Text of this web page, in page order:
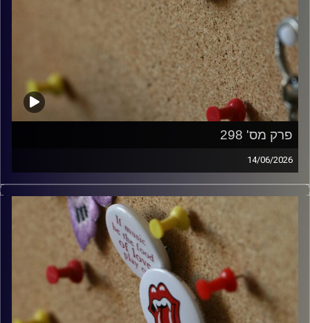
פרק מס' 298
14/06/2026
קלאסיקות רוק עם אורן הוף.
włodi